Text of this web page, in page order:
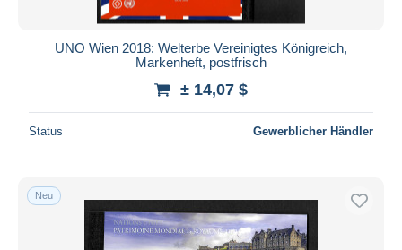
UNO Wien 2018: Welterbe Vereinigtes Königreich,
Markenheft, postfrisch
± 14,07 $
Status Gewerblicher Händler
Neu